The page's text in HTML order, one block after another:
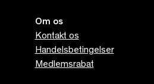
Om os
Kontakt os
Handelsbetingelser
Medlemsrabat